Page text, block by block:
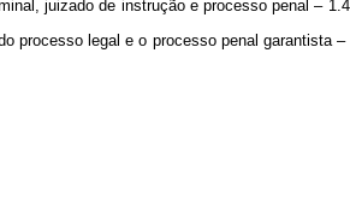
juizado de instrução e processo penal –
processo legal e o processo penal garantista